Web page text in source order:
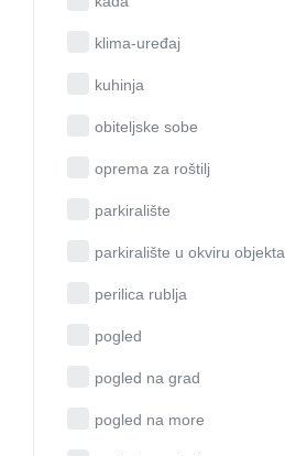
klima-uređaj
kuhinja
obiteljske sobe
oprema za roštilj
parkiralište
parkiralište u okviru objekta
perilica rublja
pogled
pogled na grad
pogled na more